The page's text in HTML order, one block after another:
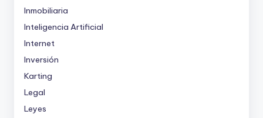
Inmobiliaria
Inteligencia Artificial
Internet
Inversión
Karting
Legal
Leyes